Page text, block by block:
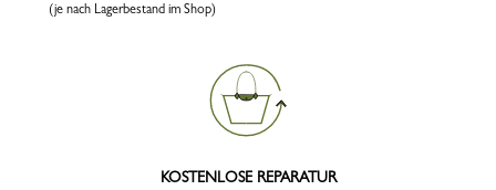
(je nach Lagerbestand im Shop)
KOSTENLOSE REPARATUR